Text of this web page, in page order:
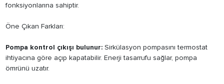
fonksiyonlarına sahiptir.
Öne Çıkan Farkları:
Pompa kontrol çıkışı bulunur: Sirkülasyon pompasını termostat
ihtiyacına göre açıp kapatabilir. Enerji tasarrufu sağlar, pompa
ömrünü uzatır.